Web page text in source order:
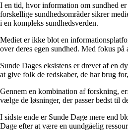
I en tid, hvor information om sundhed
forskellige sundhedsområder sikrer
i en kompleks sundhedsverden.
Mediet er ikke blot en
over deres egen sundhed. Med fokus
Sunde Dages eksistens er drevet af en
at give folk de redskaber, de har brug
Gennem en kombination af forskning,
vælge de løsninger, der passer bedst til
I sidste ende er Sunde Dage mere end
Dage efter at være en uundgåelig